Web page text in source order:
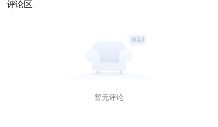
评论区
暂无评论